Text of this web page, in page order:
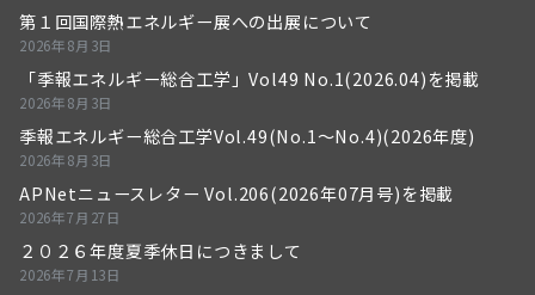
第１回国際熱エネルギー展への出展について
2026年8月3日
「季報エネルギー総合工学」Vol49 No.1(2026.04)を掲載
2026年8月3日
季報エネルギー総合工学Vol.49(No.1～No.4)(2026年度)
2026年8月3日
APNetニュースレター Vol.206(2026年07月号)を掲載
2026年7月27日
２０２６年度夏季休日につきまして
2026年7月13日